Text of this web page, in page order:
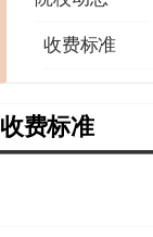
收费标准
收费标准